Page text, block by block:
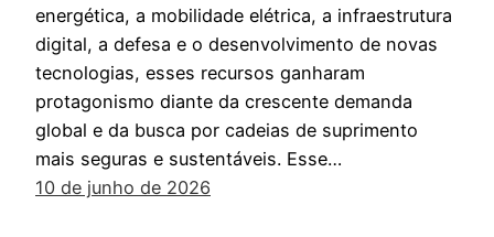
energética, a mobilidade elétrica, a infraestrutura
digital, a defesa e o desenvolvimento de novas
tecnologias, esses recursos ganharam
protagonismo diante da crescente demanda
global e da busca por cadeias de suprimento
mais seguras e sustentáveis. Esse…
10 de junho de 2026